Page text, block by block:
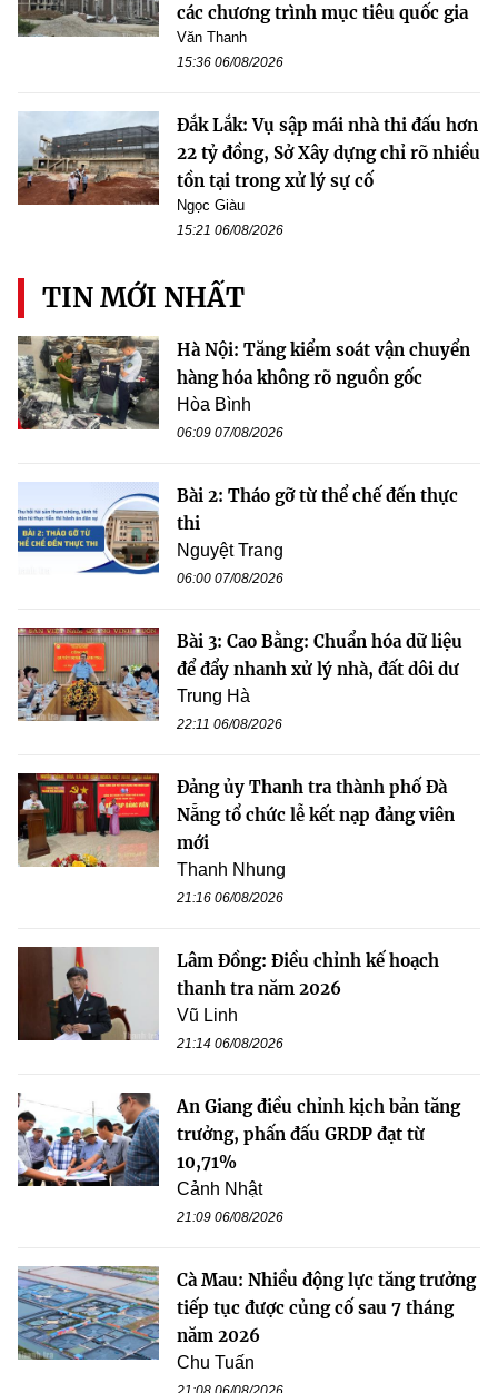
các chương trình mục tiêu quốc gia
Văn Thanh
15:36 06/08/2026
Đắk Lắk: Vụ sập mái nhà thi đấu hơn
22 tỷ đồng, Sở Xây dựng chỉ rõ nhiều
tồn tại trong xử lý sự cố
Ngọc Giàu
15:21 06/08/2026
TIN MỚI NHẤT
Hà Nội: Tăng kiểm soát vận chuyển
hàng hóa không rõ nguồn gốc
Hòa Bình
06:09 07/08/2026
Bài 2: Tháo gỡ từ thể chế đến thực
thi
Nguyệt Trang
06:00 07/08/2026
Bài 3: Cao Bằng: Chuẩn hóa dữ liệu
để đẩy nhanh xử lý nhà, đất dôi dư
Trung Hà
22:11 06/08/2026
Đảng ủy Thanh tra thành phố Đà
Nẵng tổ chức lễ kết nạp đảng viên
mới
Thanh Nhung
21:16 06/08/2026
Lâm Đồng: Điều chỉnh kế hoạch
thanh tra năm 2026
Vũ Linh
21:14 06/08/2026
An Giang điều chỉnh kịch bản tăng
trưởng, phấn đấu GRDP đạt từ
10,71%
Cảnh Nhật
21:09 06/08/2026
Cà Mau: Nhiều động lực tăng trưởng
tiếp tục được củng cố sau 7 tháng
năm 2026
Chu Tuấn